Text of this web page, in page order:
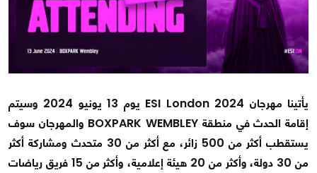
يأتينا مهرجان ESI London 2024 يوم 13 يونيو 2024 وسيتم
إقامة الحدث في منطقة BOXPARK WEMBLEY والمهرجان سوف
يستقطب أكثر من 500 زائر، مع أكثر من 30 متحدث ومشاركة أكثر
من 30 دولة، وأكثر من 20 هيئة إعلامية، وأكثر من 15 فريق رياضات